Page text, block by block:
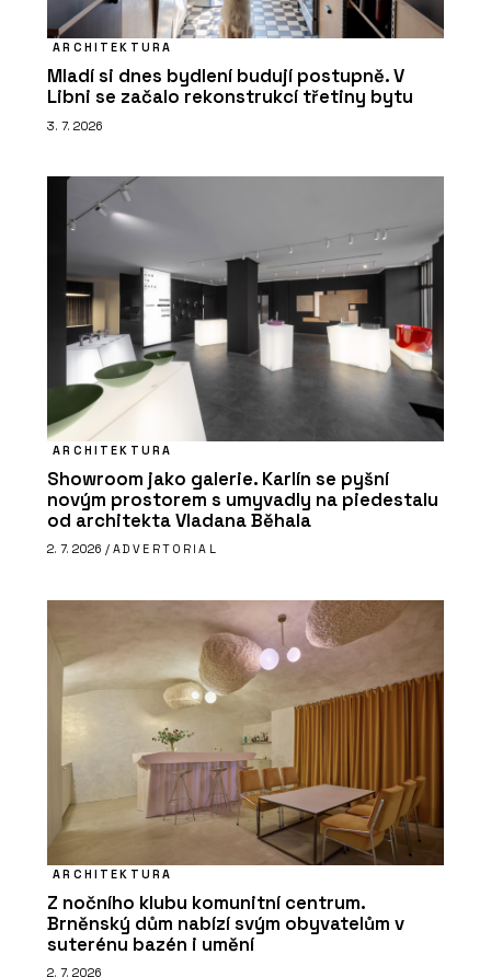
ARCHITEKTURA
Mladí si dnes bydlení budují postupně. V
Libni se začalo rekonstrukcí třetiny bytu
3. 7. 2026
ARCHITEKTURA
Showroom jako galerie. Karlín se pyšní
novým prostorem s umyvadly na piedestalu
od architekta Vladana Běhala
2. 7. 2026 / ADVERTORIAL
ARCHITEKTURA
Z nočního klubu komunitní centrum.
Brněnský dům nabízí svým obyvatelům v
suterénu bazén i umění
2. 7. 2026